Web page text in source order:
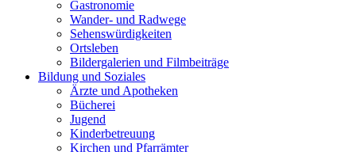
Gastronomie
Wander- und Radwege
Sehenswürdigkeiten
Ortsleben
Bildergalerien und Filmbeiträge
Bildung und Soziales
Ärzte und Apotheken
Bücherei
Jugend
Kinderbetreuung
Kirchen und Pfarrämter